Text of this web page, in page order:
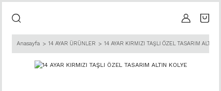
Anasayfa 14 AYAR ÜRÜNLER 14 AYAR KIRMIZI TAŞLI ÖZEL TASARIM ALTIN